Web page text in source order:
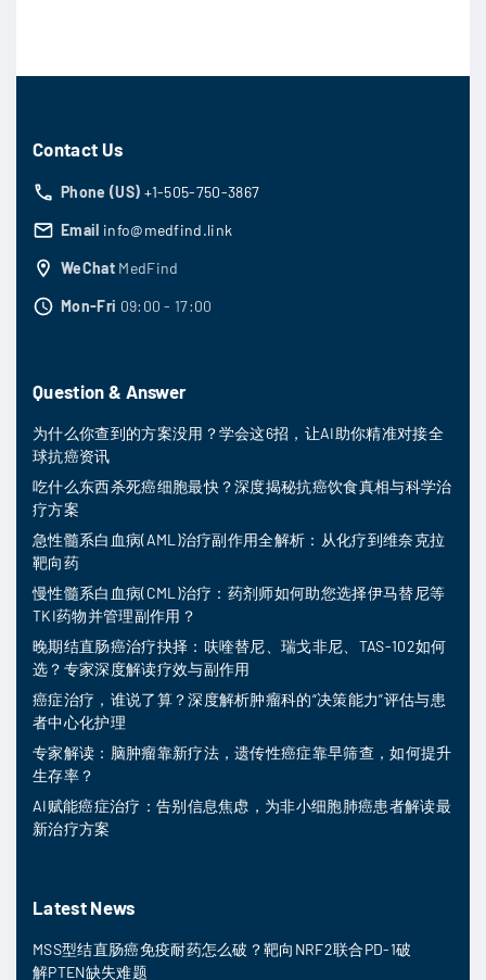
Contact Us
Phone (US) +1-505-750-3867
Email info@medfind.link
WeChat MedFind
Mon-Fri 09:00 - 17:00
Question & Answer
为什么你查到的方案没用？学会这6招，让AI助你精准对接全
球抗癌资讯
吃什么东西杀死癌细胞最快？深度揭秘抗癌饮食真相与科学治
疗方案
急性髓系白血病(AML)治疗副作用全解析：从化疗到维奈克拉
靶向药
慢性髓系白血病(CML)治疗：药剂师如何助您选择伊马替尼等
TKI药物并管理副作用？
晚期结直肠癌治疗抉择：呋喹替尼、瑞戈非尼、TAS-102如何
选？专家深度解读疗效与副作用
癌症治疗，谁说了算？深度解析肿瘤科的“决策能力”评估与患
者中心化护理
专家解读：脑肿瘤靠新疗法，遗传性癌症靠早筛查，如何提升
生存率？
AI赋能癌症治疗：告别信息焦虑，为非小细胞肺癌患者解读最
新治疗方案
Latest News
MSS型结直肠癌免疫耐药怎么破？靶向NRF2联合PD-1破
解PTEN缺失难题